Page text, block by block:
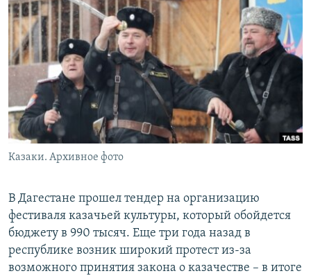
СИБИРЬ.РЕАЛИИ
РАСПИСАНИЕ ВЕЩАНИЯ
ПОДПИШИТЕСЬ НА РАССЫЛКУ
СОЦИАЛЬНЫЕ СЕТИ
Все сайты РСЕ/РС
Казаки. Архивное фото
В Дагестане прошел тендер на организацию
фестиваля казачьей культуры, который обойдется
бюджету в 990 тысяч. Еще три года назад в
республике возник широкий протест из-за
возможного принятия закона о казачестве – в итоге